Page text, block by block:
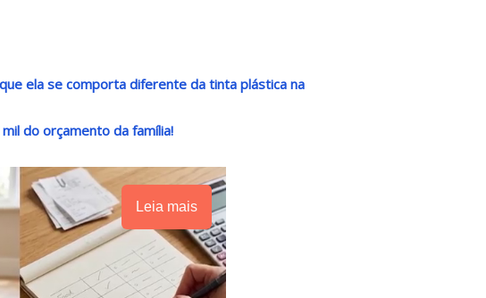
ela se comporta diferente da tinta plástica na
do orçamento da família!
Leia mais